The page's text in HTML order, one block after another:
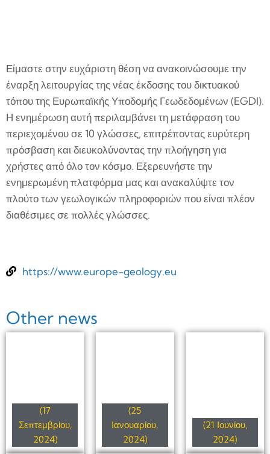
Είμαστε στην ευχάριστη θέση να ανακοινώσουμε την
έναρξη λειτουργίας της νέας έκδοσης του δικτυακού
τόπου της Ευρωπαϊκής Υποδομής Γεωδεδομένων (EGDI).
Η ενημέρωση αυτή περιλαμβάνει τη μετάφραση του
περιεχομένου σε 10 γλώσσες, επιτρέποντας ευρύτερη
πρόσβαση και διευκολύνοντας την πλοήγηση για
χρήστες από όλο τον κόσμο. Εξερευνήστε την
ενημερωμένη πλατφόρμα μας και ανακαλύψτε τον
πλούτο των γεωλογικών πληροφοριών που είναι πλέον
διαθέσιμες σε πολλές γλώσσες.
https://www.europe-geology.eu
Other news
(17
Σεπτεμβρίου,
2024)
(25
Ιανουαρίου,
2024)
(21 Ιουνίου,
2024)